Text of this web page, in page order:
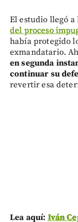
El estudio llegó
del proceso
había protegido
exmandatario.
en segunda
continuar su
revertir esa
Lea aquí: Iván